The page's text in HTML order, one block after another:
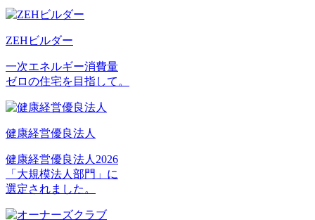
ZEHビルダー
一次エネルギー消費量
ゼロの住宅を目指して。
健康経営優良法人
健康経営優良法人2026
「大規模法人部門」に
選定されました。